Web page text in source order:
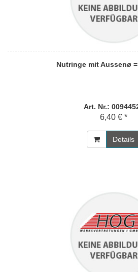
Nutringe mit Aussenø
Art. Nr.:
6,40 € *
Details